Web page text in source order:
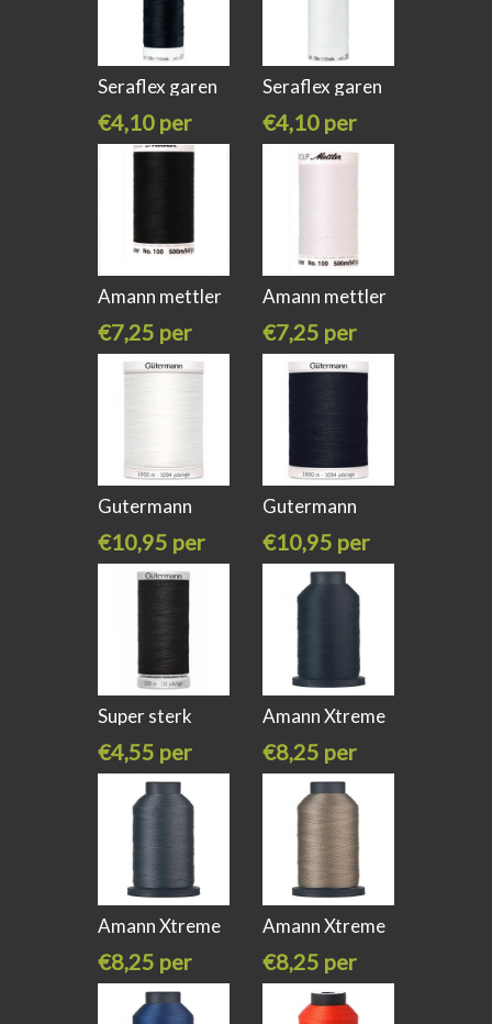
Seraflex garen
€4,10 per
stuk
Seraflex garen
€4,10 per
stuk
Amann mettler
€7,25 per
stuk
Amann mettler
€7,25 per
stuk
Gutermann
€10,95 per
stuk
Gutermann
€10,95 per
stuk
Super sterk
€4,55 per
stuk
Amann Xtreme
€8,25 per
stuk
Amann Xtreme
€8,25 per
stuk
Amann Xtreme
€8,25 per
stuk